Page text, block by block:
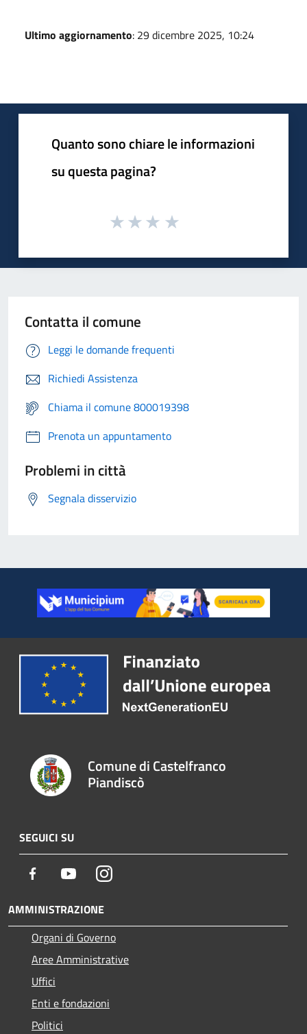
Ultimo aggiornamento: 29 dicembre 2025, 10:24
Quanto sono chiare le informazioni
su questa pagina?
Contatta il comune
Leggi le domande frequenti
Richiedi Assistenza
Chiama il comune 800019398
Prenota un appuntamento
Problemi in città
Segnala disservizio
Comune di Castelfranco
Piandiscò
SEGUICI SU
Facebook YoutubeInstagram
AMMINISTRAZIONE
Organi di Governo
Aree Amministrative
Uffici
Enti e fondazioni
Politici